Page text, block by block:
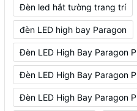
Đèn led hắt tường trang trí
đèn LED high bay Paragon
Đèn LED High Bay Paragon
Đèn LED High Bay Paragon
Đèn LED High Bay Paragon